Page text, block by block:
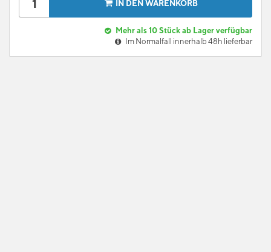
IN DEN WARENKORB
Mehr als 10 Stück ab Lager verfügbar
Im Normalfall innerhalb 48h lieferbar